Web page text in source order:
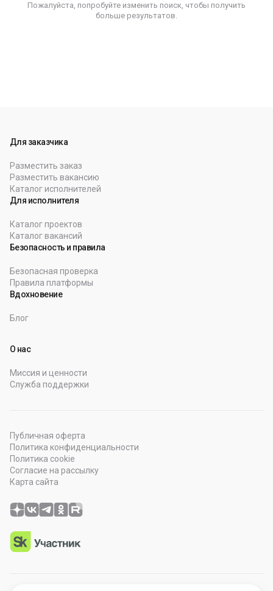
Пожалуйста, попробуйте изменить поиск, чтобы получить
больше результатов.
Для заказчика
Разместить заказ
Разместить вакансию
Каталог исполнителей
Для исполнителя
Каталог проектов
Каталог вакансий
Безопасность и правила
Безопасная проверка
Правила платформы
Вдохновение
Блог
О нас
Миссия и ценности
Служба поддержки
Публичная оферта
Политика конфиденциальности
Политика cookie
Согласие на рассылку
Карта сайта